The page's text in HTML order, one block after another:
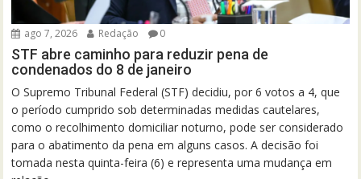
ago 7, 2026 Redação 0
STF abre caminho para reduzir pena de
condenados do 8 de janeiro
O Supremo Tribunal Federal (STF) decidiu, por 6 votos a 4, que
o período cumprido sob determinadas medidas cautelares,
como o recolhimento domiciliar noturno, pode ser considerado
para o abatimento da pena em alguns casos. A decisão foi
tomada nesta quinta-feira (6) e representa uma mudança em